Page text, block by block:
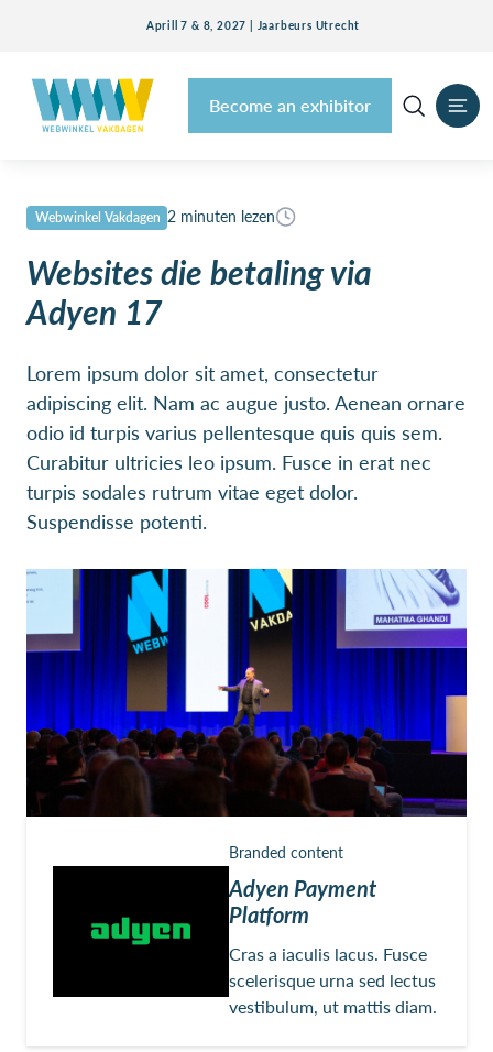
Aprill 7 & 8, 2027 | Jaarbeurs Utrecht
Become an exhibitor
Webwinkel Vakdagen 2 minuten lezen
Websites die betaling via
Adyen 17
Lorem ipsum dolor sit amet, consectetur
adipiscing elit. Nam ac augue justo. Aenean ornare
odio id turpis varius pellentesque quis quis sem.
Curabitur ultricies leo ipsum. Fusce in erat nec
turpis sodales rutrum vitae eget dolor.
Suspendisse potenti.
Branded content
Adyen Payment
Platform
Cras a iaculis lacus. Fusce
scelerisque urna sed lectus
vestibulum, ut mattis diam.